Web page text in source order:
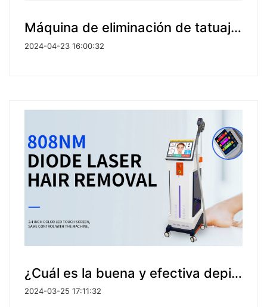
Máquina de eliminación de tatuajes con láser Q-Switch Nd Yag
2024-04-23 16:00:32
¿Cuál es la buena y efectiva depilación láser?
2024-03-25 17:11:32